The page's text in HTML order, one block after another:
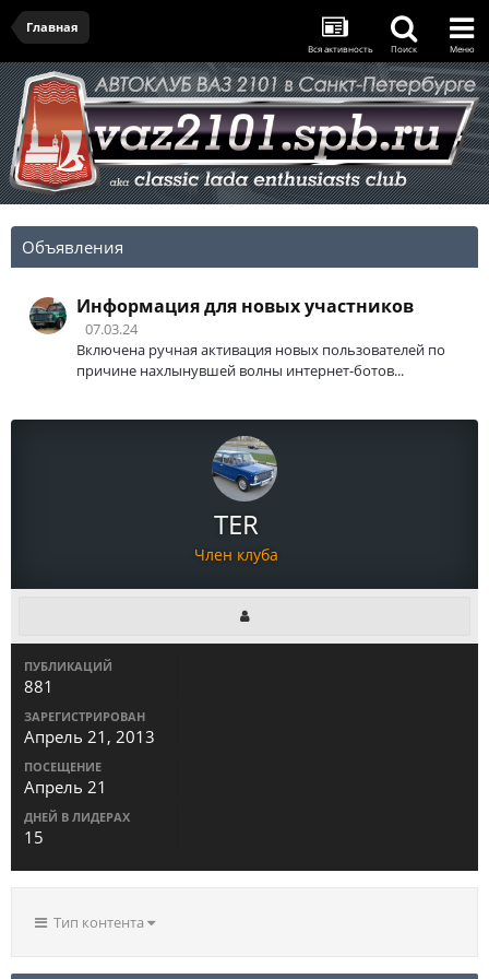
Главная
Вся активность Поиск Меню
Объявления
Информация для новых участников
07.03.24
Включена ручная активация новых пользователей по
причине нахлынувшей волны интернет-ботов...
TER
Член клуба
ПУБЛИКАЦИЙ
881
ЗАРЕГИСТРИРОВАН
Апрель 21, 2013
ПОСЕЩЕНИЕ
Апрель 21
ДНЕЙ В ЛИДЕРАХ
15
Тип контента